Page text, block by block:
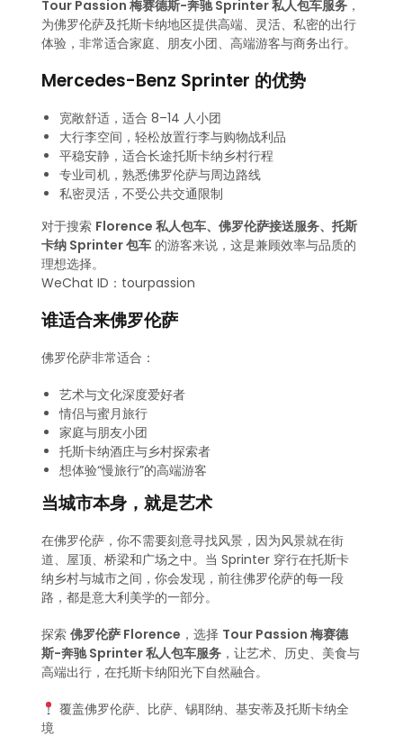
Tour Passion 梅赛德斯-奔驰 Sprinter 私人包车服务 ，
为佛罗伦萨及托斯卡纳地区提供高端、灵活、私密的出行
体验，非常适合家庭、朋友小团、高端游客与商务出行。
Mercedes-Benz Sprinter 的优势
宽敞舒适，适合 8–14 人小团
大行李空间，轻松放置行李与购物战利品
平稳安静，适合长途托斯卡纳乡村行程
专业司机，熟悉佛罗伦萨与周边路线
私密灵活，不受公共交通限制
对于搜索 Florence 私人包车、佛罗伦萨接送服务、托斯
卡纳 Sprinter 包车 的游客来说，这是兼顾效率与品质的
理想选择。
WeChat ID：tourpassion
谁适合来佛罗伦萨
佛罗伦萨非常适合：
艺术与文化深度爱好者
情侣与蜜月旅行
家庭与朋友小团
托斯卡纳酒庄与乡村探索者
想体验“慢旅行”的高端游客
当城市本身，就是艺术
在佛罗伦萨，你不需要刻意寻找风景，因为风景就在街
道、屋顶、桥梁和广场之中。当 Sprinter 穿行在托斯卡
纳乡村与城市之间，你会发现，前往佛罗伦萨的每一段
路，都是意大利美学的一部分。
探索佛罗伦萨 Florence ，选择 Tour Passion 梅赛德
斯-奔驰 Sprinter 私人包车服务 ，让艺术、历史、美食与
高端出行，在托斯卡纳阳光下自然融合。
覆盖佛罗伦萨、比萨、锡耶纳、基安蒂及托斯卡纳全
境